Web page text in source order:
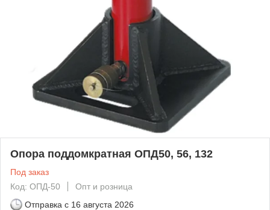
Опора поддомкратная ОПД50, 56, 132
Под заказ
Код: ОПД-50
Опт и розница
Отправка с 16 августа 2026